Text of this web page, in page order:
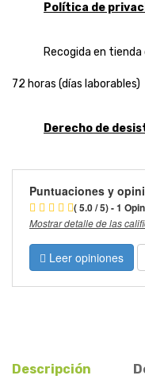
Política de
Recogida en
72 horas (días laborables)
Derecho de
Puntuaciones y
( 5.0 / 5) - 1
Mostrar detalle de las
Leer opiniones
Descripción